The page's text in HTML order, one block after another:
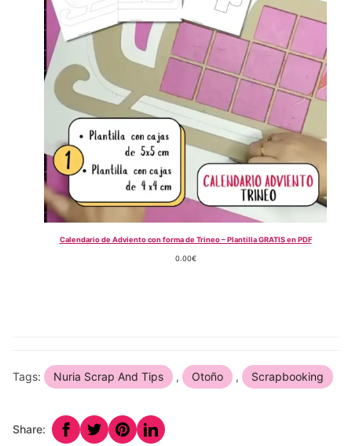
Calendario de Adviento con forma de Trineo – Plantilla GRATIS en PDF
0.00€
Tags: Nuria Scrap And Tips , Otoño , Scrapbooking
Share: